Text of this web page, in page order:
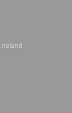
Ireland